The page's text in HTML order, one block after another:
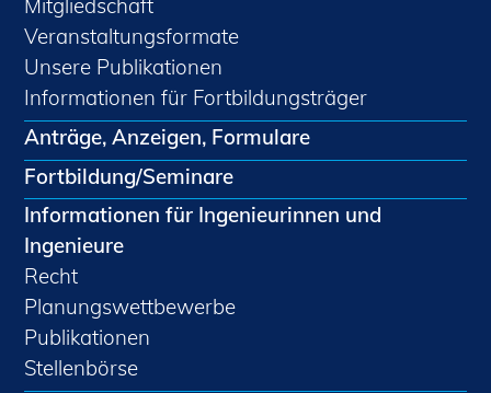
Mitgliedschaft
Veranstaltungsformate
Unsere Publikationen
Informationen für Fortbildungsträger
Anträge, Anzeigen, Formulare
Fortbildung/Seminare
Informationen für Ingenieurinnen und
Ingenieure
Recht
Planungswettbewerbe
Publikationen
Stellenbörse